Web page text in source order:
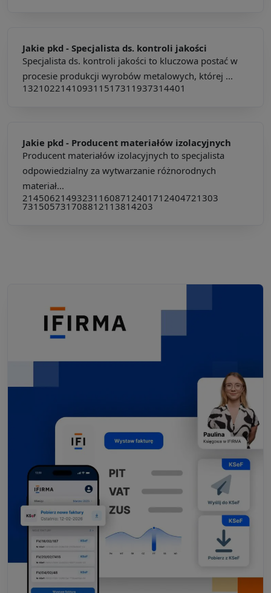
Jakie pkd - Specjalista ds. kontroli jakości
Specjalista ds. kontroli jakości to kluczowa postać w
procesie produkcji wyrobów metalowych, której ...
132102214109311517311937314401
Jakie pkd - Producent materiałów izolacyjnych
Producent materiałów izolacyjnych to specjalista
odpowiedzialny za wytwarzanie różnorodnych
materiał...
214506214932311608712401712404721303
731505731708812113814203